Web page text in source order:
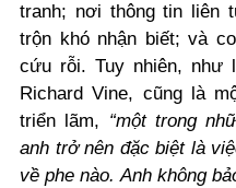
tranh; nơi thông tin liên
trộn khó nhận biết; và
cứu rỗi. Tuy nhiên, như
Richard Vine, cũng là
triển lãm, “một trong
anh trở nên đặc biệt là
về phe nào. Anh không